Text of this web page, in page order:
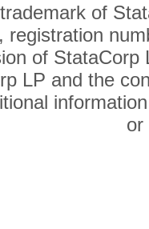
of
registration
of
LP and the
or